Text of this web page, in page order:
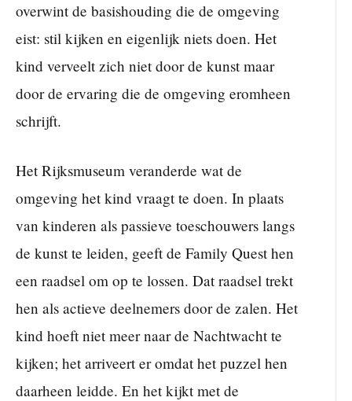
overwint de basishouding die de omgeving
eist: stil kijken en eigenlijk niets doen. Het
kind verveelt zich niet door de kunst maar
door de ervaring die de omgeving eromheen
schrijft.
Het Rijksmuseum veranderde wat de
omgeving het kind vraagt te doen. In plaats
van kinderen als passieve toeschouwers langs
de kunst te leiden, geeft de Family Quest hen
een raadsel om op te lossen. Dat raadsel trekt
hen als actieve deelnemers door de zalen. Het
kind hoeft niet meer naar de Nachtwacht te
kijken; het arriveert er omdat het puzzel hen
daarheen leidde. En het kijkt met de